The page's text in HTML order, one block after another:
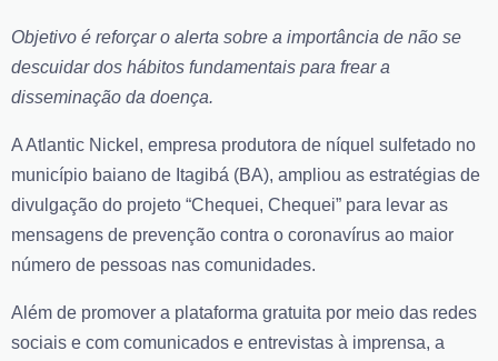
Objetivo é reforçar o alerta sobre a importância de não se
descuidar dos hábitos fundamentais para frear a
disseminação da doença.
A Atlantic Nickel, empresa produtora de níquel sulfetado no
município baiano de Itagibá (BA), ampliou as estratégias de
divulgação do projeto “Chequei, Chequei” para levar as
mensagens de prevenção contra o coronavírus ao maior
número de pessoas nas comunidades.
Além de promover a plataforma gratuita por meio das redes
sociais e com comunicados e entrevistas à imprensa, a